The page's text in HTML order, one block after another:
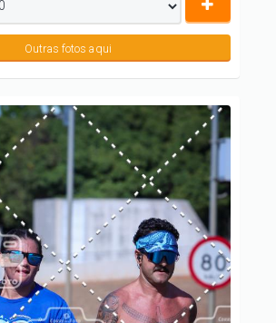
Outras fotos aqui